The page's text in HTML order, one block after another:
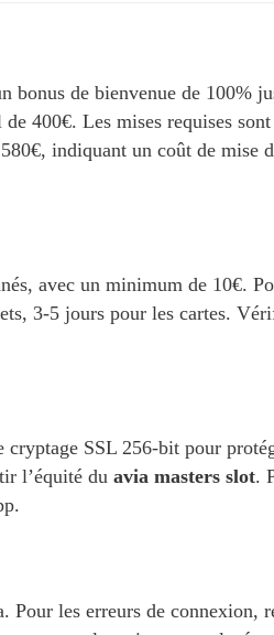
bonus de bienvenue de 100%
400€. Les mises requises
indiquant un coût de mise
avec un minimum de 10€.
3-5 jours pour les cartes.
cryptage SSL 256-bit pour
l’équité du avia masters slot.
Pour les erreurs de connexion,